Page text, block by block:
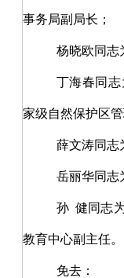
事务局副局长；
杨晓欧同志
丁海春同
家级自然保护区管
薛文涛同志
岳丽华同志
孙 健同志
教育中心副主任。
免去：